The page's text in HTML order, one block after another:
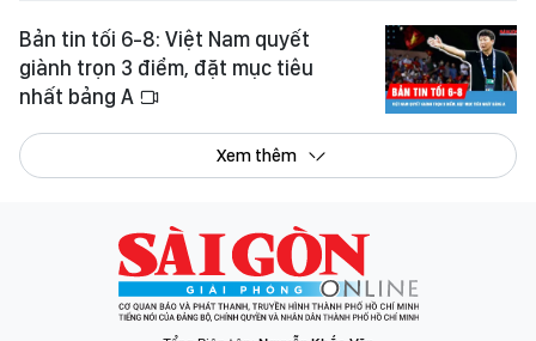
Bản tin tối 6-8: Việt Nam quyết
giành trọn 3 điểm, đặt mục tiêu
nhất bảng A
Xem thêm